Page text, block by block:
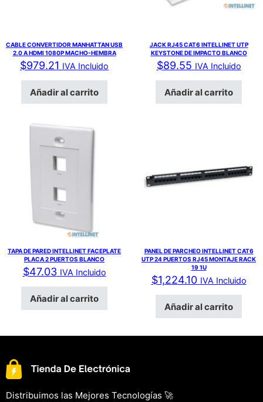
CABLE CONVERTIDOR MANHATTAN USB
2.0 A HDMI 1080P MACHO-HEMBRA
$979.21 IVA Incluido
Añadir al carrito
JACK RJ45 CAT6 INTELLINET UTP
KEYSTONE DE IMPACTO BLANCO
$89.55 IVA Incluido
Añadir al carrito
TAPA DE PARED INTELLINET FACEPLATE
PLACA 2 PUERTOS BLANCO
$47.03 IVA Incluido
Añadir al carrito
PANEL DE PARCHEO INTELLINET CAT6
UTP 24 PUERTOS RJ45 MONTAJE RACK
19 1U
$1,224.10 IVA Incluido
Añadir al carrito
Distribuimos las Mejores Tecnologías 🚀